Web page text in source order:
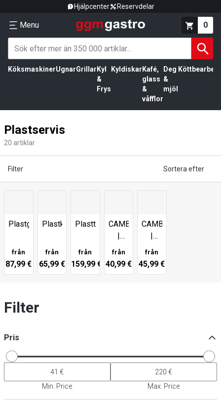
Hjälpcenter Reservdelar
Menu 0
KöksmaskinerUgnarGrillar Kyl
&
Frys
Kyldiskar Kafé,
glass
&
våfflor
Deg
&
mjöl
Plastservis
20 artiklar
Filter Sortera efter
Plastglas
från
87,99 €
Plastkoppar
från
65,99 €
Plasttallrikar
från
159,99 €
CAMBRO
|
Dryckesmugg
från
40,99 €
CAMBRO
|
Camwear®
Camliter
från
45,99 €
Filter
Pris
Min. Price Max. Price